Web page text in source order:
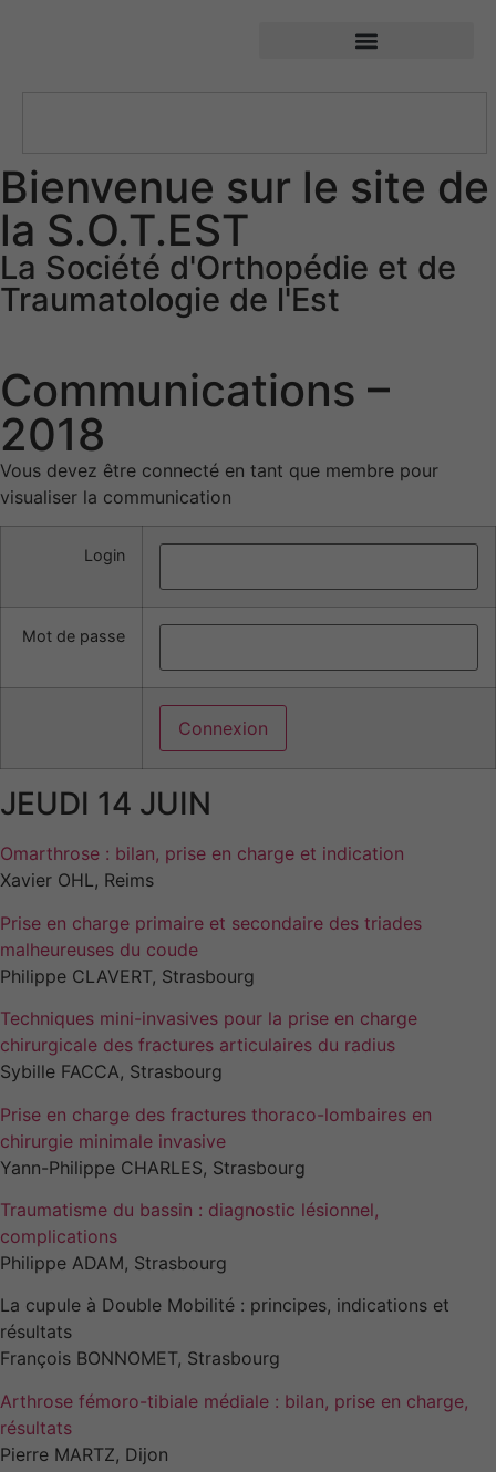
Bienvenue sur le site de
la S.O.T.EST
La Société d'Orthopédie et de
Traumatologie de l'Est
Communications –
2018
Vous devez être connecté en tant que membre pour
visualiser la communication
Login
Mot de passe
JEUDI 14 JUIN
Omarthrose : bilan, prise en charge et indication
Xavier OHL, Reims
Prise en charge primaire et secondaire des triades
malheureuses du coude
Philippe CLAVERT, Strasbourg
Techniques mini-invasives pour la prise en charge
chirurgicale des fractures articulaires du radius
Sybille FACCA, Strasbourg
Prise en charge des fractures thoraco-lombaires en
chirurgie minimale invasive
Yann-Philippe CHARLES, Strasbourg
Traumatisme du bassin : diagnostic lésionnel,
complications
Philippe ADAM, Strasbourg
La cupule à Double Mobilité : principes, indications et
résultats
François BONNOMET, Strasbourg
Arthrose fémoro-tibiale médiale : bilan, prise en charge,
résultats
Pierre MARTZ, Dijon